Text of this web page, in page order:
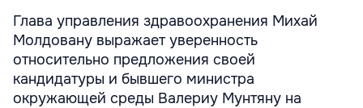
Глава управления здравоохранения Михай
Молдовану выражает уверенность
относительно предложения своей
кандидатуры и бывшего министра
окружающей среды Валериу Мунтяну на